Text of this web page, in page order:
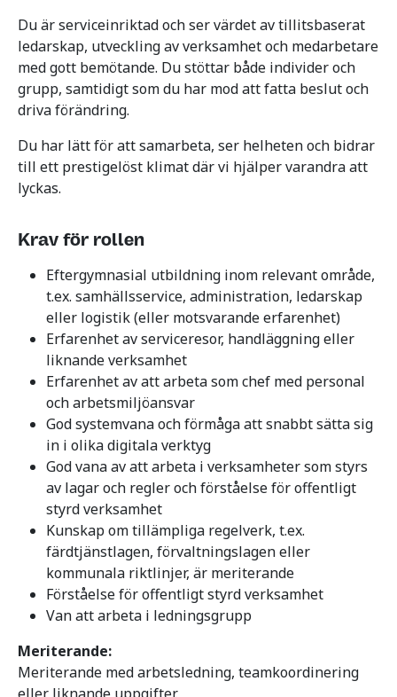
Du är serviceinriktad och ser värdet av tillitsbaserat
ledarskap, utveckling av verksamhet och medarbetare
med gott bemötande. Du stöttar både individer och
grupp, samtidigt som du har mod att fatta beslut och
driva förändring.
Du har lätt för att samarbeta, ser helheten och bidrar
till ett prestigelöst klimat där vi hjälper varandra att
lyckas.
Krav för rollen
Eftergymnasial utbildning inom relevant område,
t.ex. samhällsservice, administration, ledarskap
eller logistik (eller motsvarande erfarenhet)
Erfarenhet av serviceresor, handläggning eller
liknande verksamhet
Erfarenhet av att arbeta som chef med personal
och arbetsmiljöansvar
God systemvana och förmåga att snabbt sätta sig
in i olika digitala verktyg
God vana av att arbeta i verksamheter som styrs
av lagar och regler och förståelse för offentligt
styrd verksamhet
Kunskap om tillämpliga regelverk, t.ex.
färdtjänstlagen, förvaltningslagen eller
kommunala riktlinjer, är meriterande
Förståelse för offentligt styrd verksamhet
Van att arbeta i ledningsgrupp
Meriterande:
Meriterande med arbetsledning, teamkoordinering